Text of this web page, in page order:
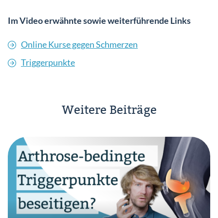
Im Video erwähnte sowie weiterführende Links
Online Kurse gegen Schmerzen
Triggerpunkte
Weitere Beiträge